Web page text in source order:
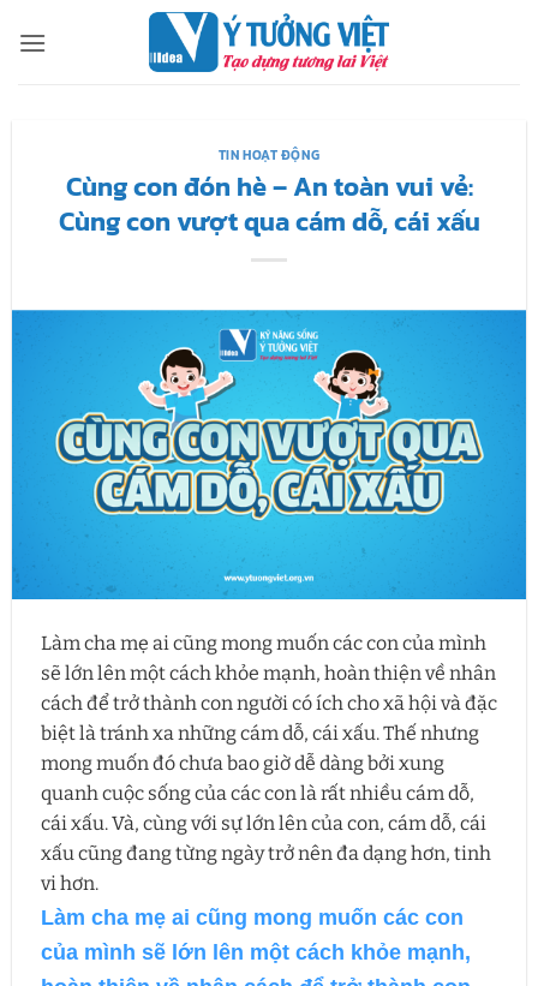
qua
TIN HOẠT ĐỘNG
Cùng con đón hè – An toàn vui vẻ:
Cùng con vượt qua cám dỗ, cái xấu
Làm cha mẹ ai cũng mong muốn các con của mình
sẽ lớn lên một cách khỏe mạnh, hoàn thiện về nhân
cách để trở thành con người có ích cho xã hội và đặc
biệt là tránh xa những cám dỗ, cái xấu. Thế nhưng
mong muốn đó chưa bao giờ dễ dàng bởi xung
quanh cuộc sống của các con là rất nhiều cám dỗ,
cái xấu. Và, cùng với sự lớn lên của con, cám dỗ, cái
xấu cũng đang từng ngày trở nên đa dạng hơn, tinh
vi hơn.
Làm cha mẹ ai cũng mong muốn các con
của mình sẽ lớn lên một cách khỏe mạnh,